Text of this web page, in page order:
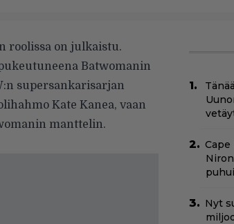
roolissa on julkaistu.
Batwomanin
supersankarisarjan
Kate Kanea, vaan
manttelin.
Nyt